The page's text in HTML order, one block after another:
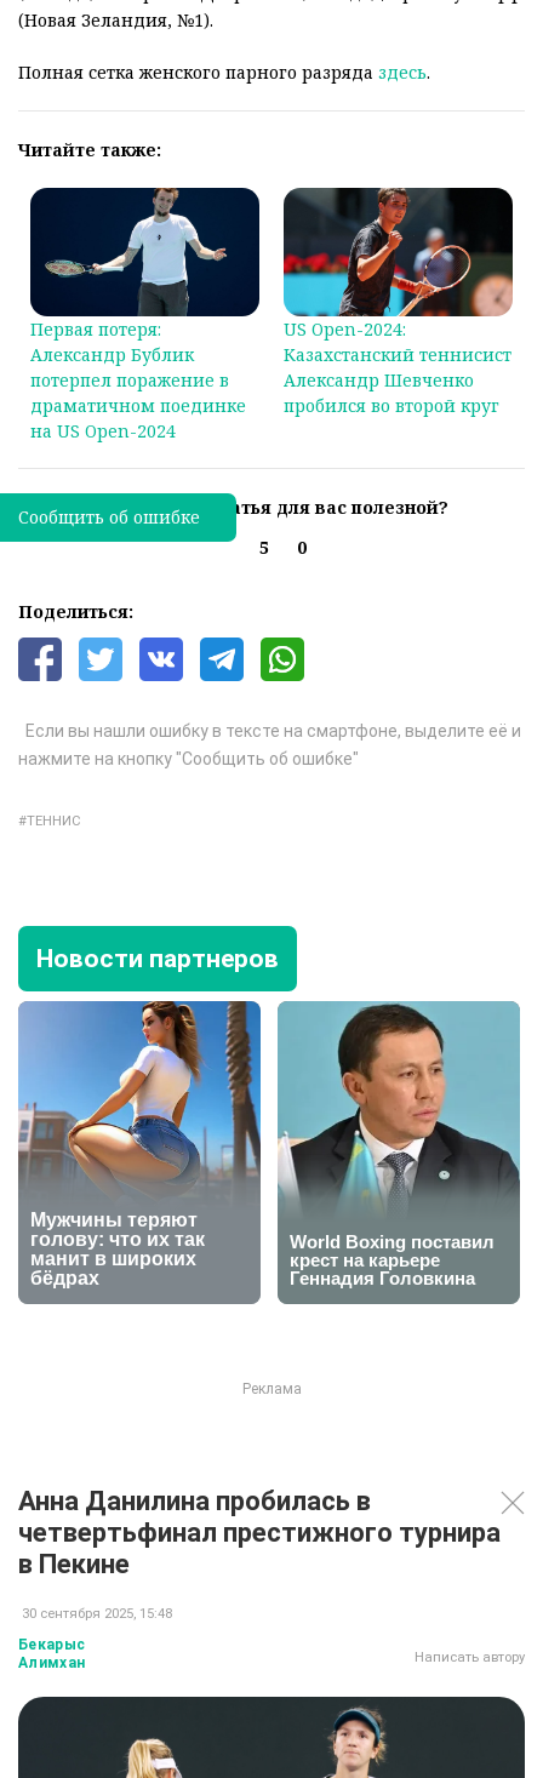
(Новая Зеландия, №1).
Полная сетка женского парного разряда здесь.
Читайте также:
Первая потеря:
Александр Бублик
потерпел поражение в
драматичном поединке
на US Open-2024
US Open-2024:
Казахстанский теннисист
Александр Шевченко
пробился во второй круг
Была ли эта статья для вас полезной?
5
0
Поделиться:
Если вы нашли ошибку в тексте на смартфоне, выделите её и
нажмите на кнопку "Сообщить об ошибке"
ТЕННИС
Сообщить об ошибке
Новости партнеров
Анна Данилина пробилась в
четвертьфинал престижного турнира
в Пекине
30 сентября 2025, 15:48
Бекарыс
Алимхан
Написать автору